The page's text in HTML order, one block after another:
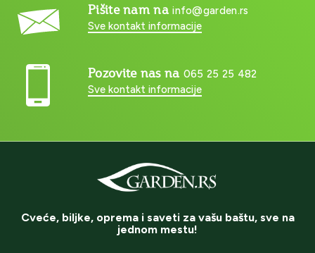
Pišite nam nainfo@garden.rs
Sve kontakt informacije
Pozovite nas na 065 25 25 482
Sve kontakt informacije
Cveće, biljke, oprema i saveti za vašu baštu, sve na
jednom mestu!